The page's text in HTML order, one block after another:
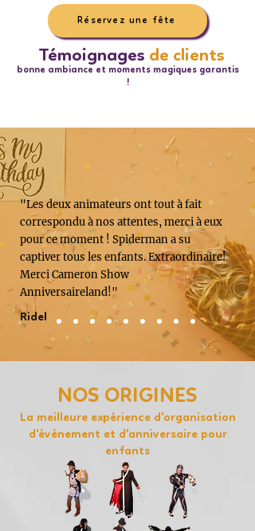
Réservez une fête
bonne ambiance et moments magiques garantis
!
Témoignages de clients
"Les deux animateurs ont tout à fait
correspondu à nos attentes, merci à eux
pour ce moment ! Spiderman a su
captiver tous les enfants. Extraordinaire!
Merci Cameron Show
Anniversaireland!"
Ridel
NOS ORIGINES
La meilleure expérience d'organisation
d'événement et d'anniversaire pour
enfants